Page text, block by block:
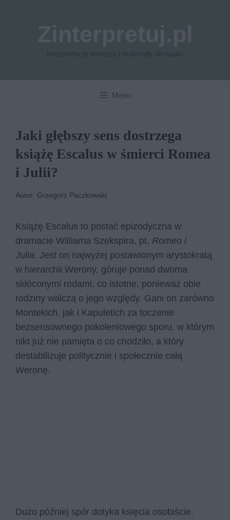
Menu
Jaki głębszy sens dostrzega
książę Escalus w śmierci Romea
i Julii?
Autor: Grzegorz Paczkowski
Książę Escalus to postać epizodyczna w
dramacie Williama Szekspira, pt. Romeo i
Julia. Jest on najwyżej postawionym arystokratą
w hierarchii Werony, góruje ponad dwoma
skłóconymi rodami, co istotne, ponieważ obie
rodziny walczą o jego względy. Gani on zarówno
Montekich, jak i Kapuletich za toczenie
bezsensownego pokoleniowego sporu, w którym
nikt już nie pamięta o co chodziło, a który
destabilizuje politycznie i społecznie całą
Weronę.
Dużo później spór dotyka księcia osobiście.